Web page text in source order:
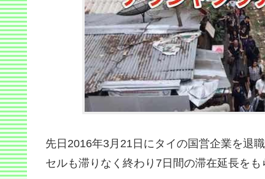
先日2016年3月21日にタイの国営企業を退
セルも滞りなく終わり7日間の滞在延長をも